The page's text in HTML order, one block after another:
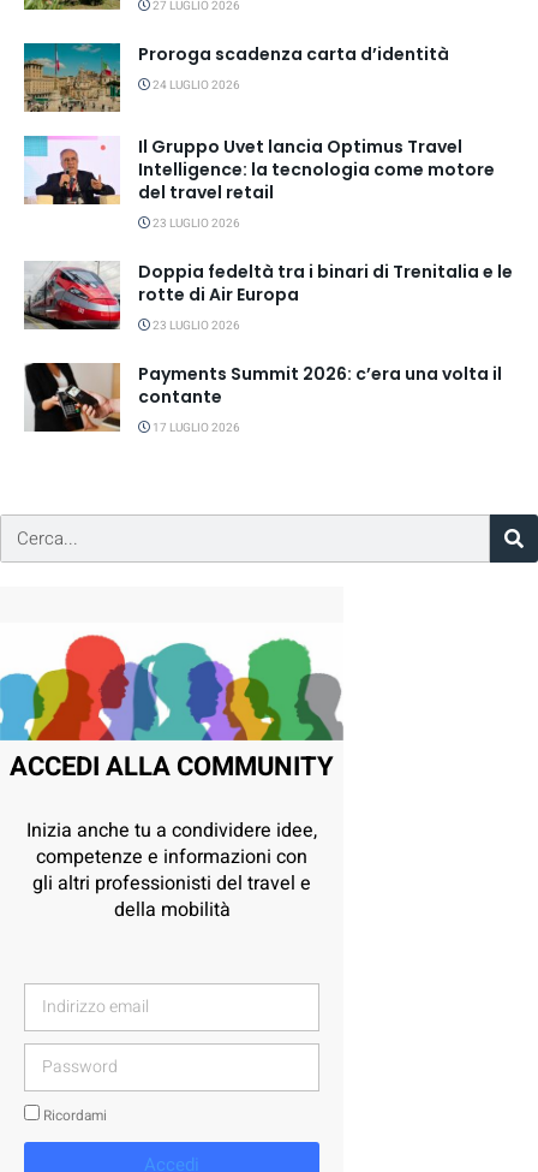
27 LUGLIO 2026
Proroga scadenza carta d’identità
24 LUGLIO 2026
Il Gruppo Uvet lancia Optimus Travel
Intelligence: la tecnologia come motore
del travel retail
23 LUGLIO 2026
Doppia fedeltà tra i binari di Trenitalia e le
rotte di Air Europa
23 LUGLIO 2026
Payments Summit 2026: c’era una volta il
contante
17 LUGLIO 2026
ACCEDI ALLA COMMUNITY
Inizia anche tu a condividere idee,
competenze e informazioni con
gli altri professionisti del travel e
della mobilità
Ricordami
Accedi